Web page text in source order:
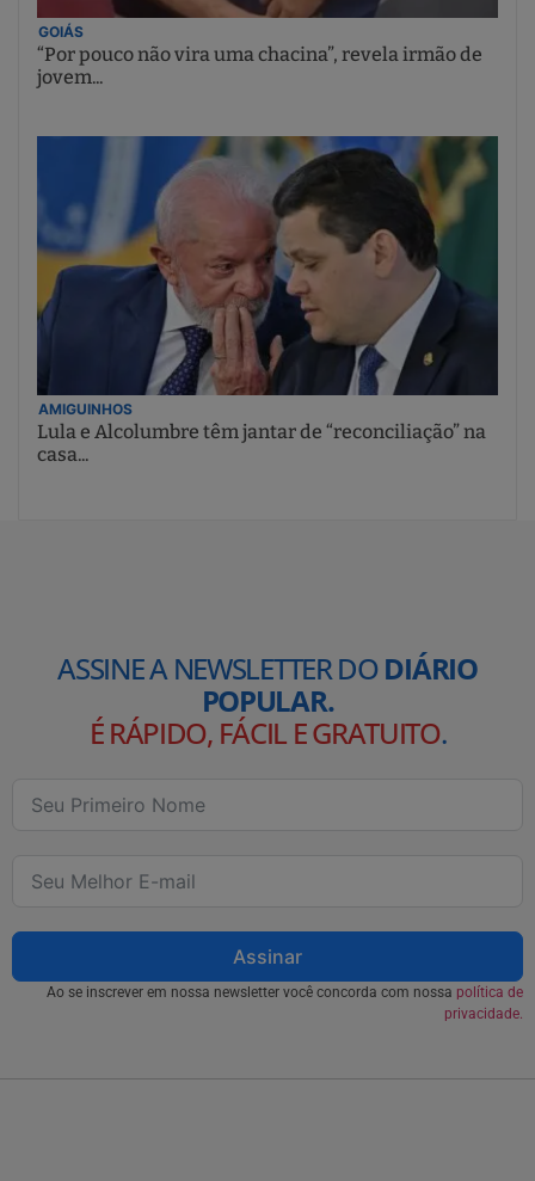
GOIÁS
“Por pouco não vira uma chacina”, revela irmão de
jovem...
AMIGUINHOS
Lula e Alcolumbre têm jantar de “reconciliação” na
casa...
ASSINE A NEWSLETTER DODIÁRIO
POPULAR.
É RÁPIDO, FÁCIL E GRATUITO.
Assinar
Ao se inscrever em nossa newsletter você concorda com nossa política de
privacidade.